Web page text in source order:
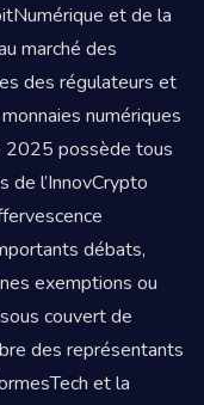
et de la
marché des
des régulateurs et
numériques
2025 possède tous
l’InnovCrypto
débats,
exemptions ou
couvert de
des représentants
et la